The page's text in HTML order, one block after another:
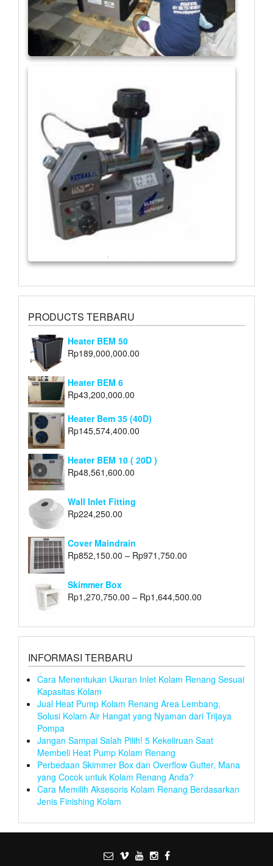
PRODUCTS TERBARU
Heater BEM 50
Rp189,000,000.00
Heater BEM 6
Rp43,200,000.00
Heater Bem 35 (40D)
Rp145,574,400.00
Heater BEM 10 ( 20D )
Rp48,561,600.00
Wall Inlet Fitting
Rp224,250.00
Cover Maindrain
Rp852,150.00 – Rp971,750.00
Skimmer Box
Rp1,270,750.00 – Rp1,644,500.00
INFORMASI TERBARU
Cara Menentukan Ukuran Inlet Kolam Renang Sesuai
Kapasitas Kolam
Jual Heat Pump Kolam Renang Area Lembang,
Solusi Kolam Air Hangat yang Nyaman dari Trijaya
Pompa
Jangan Sampai Salah Pilih! 5 Kekeliruan Saat
Membeli Heat Pump Kolam Renang
Perbedaan Skimmer Box dan Overflow Gutter, Mana
yang Cocok untuk Kolam Renang Anda?
Cara Memilih Aksesoris Kolam Renang Berdasarkan
Jenis Finishing Kolam